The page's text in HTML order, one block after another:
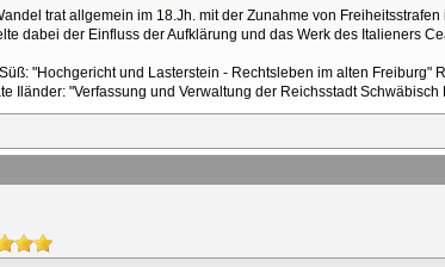
trat allgemein im 18.Jh. mit der Zunahme von
dabei der Einfluss der Aufklärung und das Werk des Italieners
"Hochgericht und Lasterstein - Rechtsleben im alten Freiburg"
Iländer: "Verfassung und Verwaltung der Reichsstadt